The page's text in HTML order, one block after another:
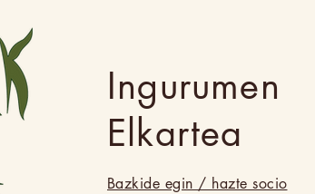
Ingurumen
Elkartea
Bazkide egin / hazte socio